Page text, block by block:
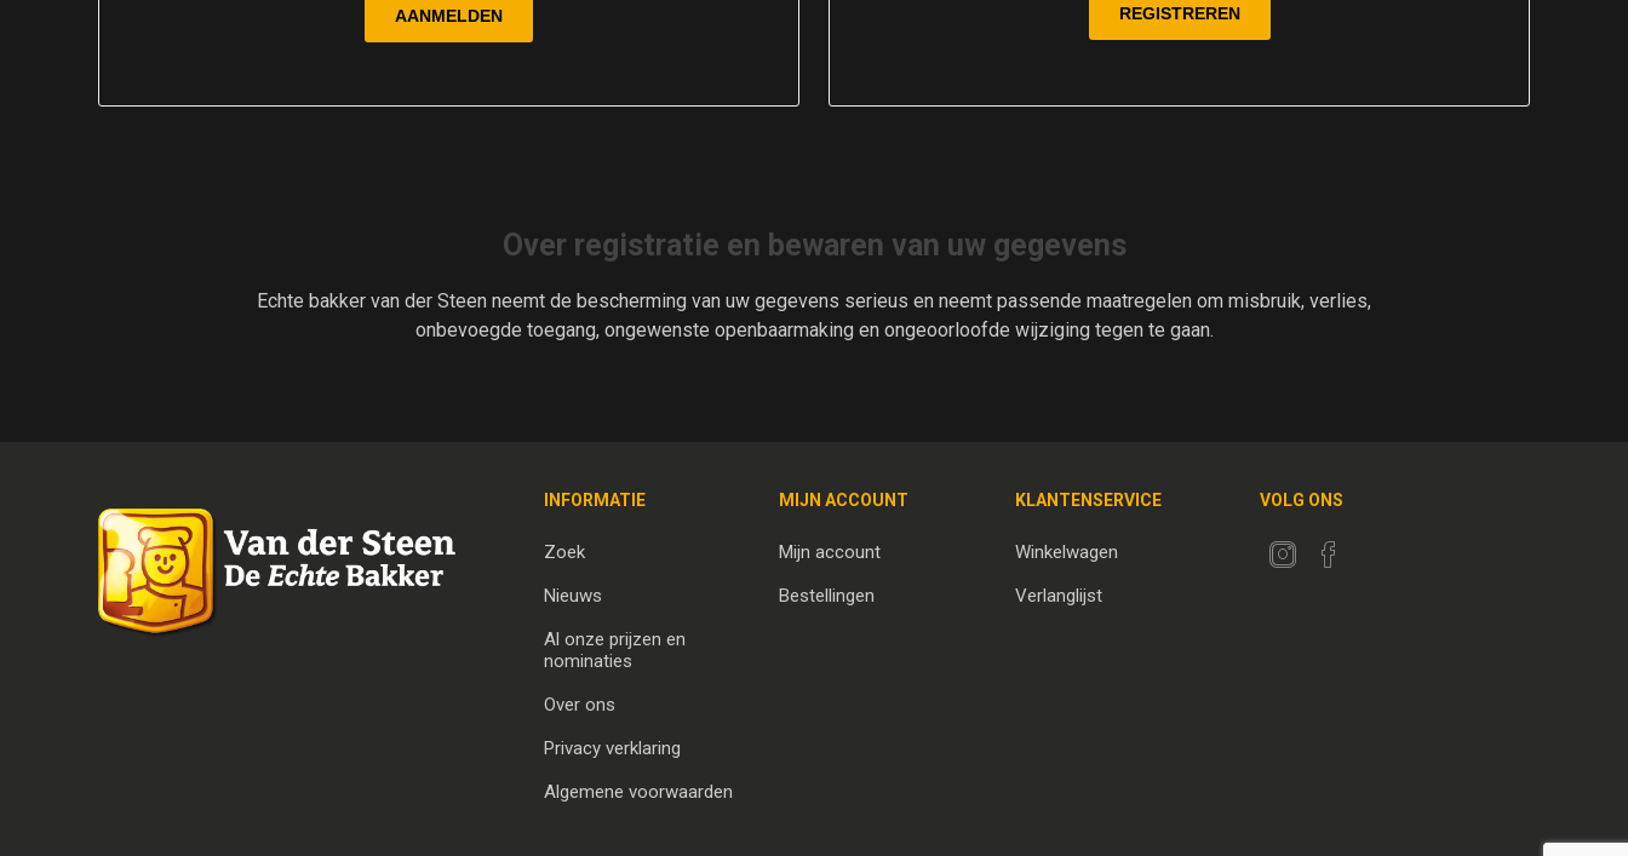
Over registratie en bewaren van uw gegevens
Echte bakker van der Steen neemt de bescherming van uw gegevens serieus en neemt passende maatregelen om misbruik, verlies,
onbevoegde toegang, ongewenste openbaarmaking en ongeoorloofde wijziging tegen te gaan.
INFORMATIE
Zoek
Nieuws
Al onze prijzen en
nominaties
Over ons
Privacy verklaring
Algemene voorwaarden
MIJN ACCOUNT
Mijn account
Bestellingen
KLANTENSERVICE
Winkelwagen
Verlanglijst
VOLG ONS